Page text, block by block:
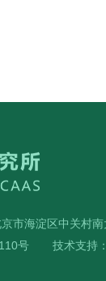
市海淀区中关村
号 技术支持